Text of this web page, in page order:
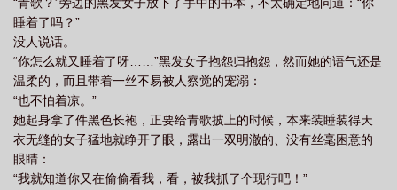
塔 法师塔幻化 法师塔作用 海市蜃楼魔法师塔 上古卷轴4法师塔 法
师塔坐骑要几个职业怎么拿
法环菈妮魔法师塔 法师塔挑战外观 法师塔巡礼 法师塔攻略 异端魔法师
塔 艾尔登法环法师塔 法环异端魔法师塔 拉巴斯魔法师塔
装 法师塔邪能熊攻略 艾尔登法环海市蜃楼魔法师塔 法师塔英文
怎么去 法师塔外观配色解锁条件
圣，一路披荆斩棘，一路并肩同行，荣光加身登塔之时回头一看，
那人还在，眉目依旧。一句话简介，史上第一位女性青族少君侯青
歌手把手教你怎样上天【误】怎样拐到一只忠犬【大雾】怎样成功
在勾心斗角中活下来顺便闪瞎配角们的狗眼。【“我被写在史书里，
你被记在我心里。”喜欢的话按一下收藏按钮呗【星星眼】没准收藏
多了会有好东西掉落哟！↓↓↓35章到55章是倒过不要买！！！原创不
易，请大家动动手指来晋江充个值，一天一毛钱包养作者吧_(:зゝ
∠)_至少让她能在卡文的时候吃一碗土豆粉【。真的不虐！！！！相
信我！！！！
睡着了吗？”
没人说话。
“你怎么就又睡着了呀……”黑发女子抱怨归抱怨，然而她的语气还是
温柔的，而且带着一丝不易被人察觉的宠溺：
“也不怕着凉。”
她起身拿了件黑色长袍，正要给青歌披上的时候，本来装睡装得天
衣无缝的女子猛地就睁开了眼，露出一双明澈的、没有丝毫困意的
眼睛：
“我就知道你又在偷偷看我，看，被我抓了个现行吧！”